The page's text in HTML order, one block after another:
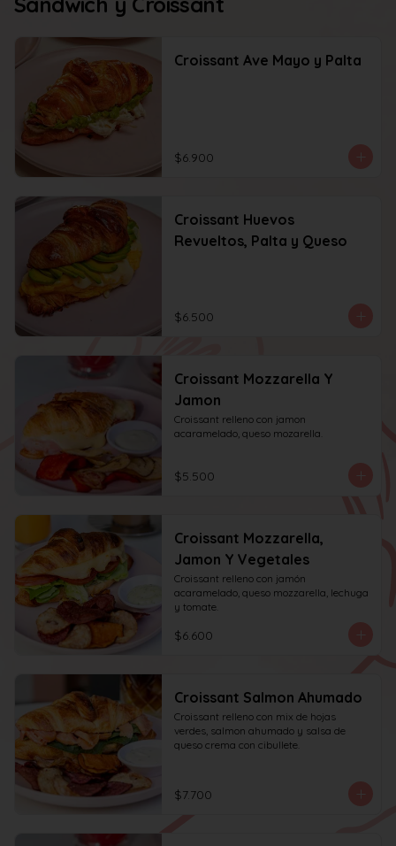
Croissant Ave Mayo y Palta
$6.900
Croissant Huevos
Revueltos, Palta y Queso
$6.500
Croissant Mozzarella Y
Jamon
Croissant relleno con jamon
acaramelado, queso mozarella.
$5.500
Croissant Mozzarella,
Jamon Y Vegetales
Croissant relleno con jamón
acaramelado, queso mozzarella, lechuga
y tomate.
$6.600
Croissant Salmon Ahumado
Croissant relleno con mix de hojas
verdes, salmon ahumado y salsa de
queso crema con cibullete.
$7.700